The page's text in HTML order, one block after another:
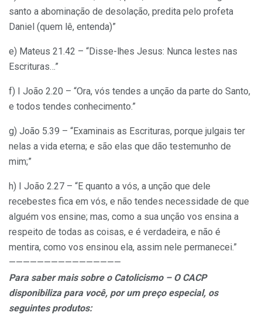
santo a abominação de desolação, predita pelo profeta
Daniel (quem lê, entenda)”
e) Mateus 21.42 – “Disse-lhes Jesus: Nunca lestes nas
Escrituras…”
f) I João 2.20 – “Ora, vós tendes a unção da parte do Santo,
e todos tendes conhecimento.”
g) João 5.39 – “Examinais as Escrituras, porque julgais ter
nelas a vida eterna; e são elas que dão testemunho de
mim;”
h) I João 2.27 – “E quanto a vós, a unção que dele
recebestes fica em vós, e não tendes necessidade de que
alguém vos ensine; mas, como a sua unção vos ensina a
respeito de todas as coisas, e é verdadeira, e não é
mentira, como vos ensinou ela, assim nele permanecei.”
————————————————
Para saber mais sobre o Catolicismo – O CACP
disponibiliza para você, por um preço especial, os
seguintes produtos: